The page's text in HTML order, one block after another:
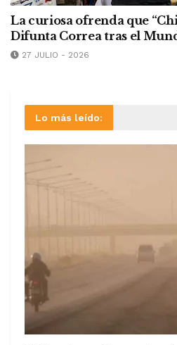
La curiosa ofrenda que
Difunta Correa tras el
27 JULIO - 2026
Lo más leído: